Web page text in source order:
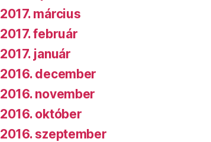
2017. március
2017. február
2017. január
2016. december
2016. november
2016. október
2016. szeptember